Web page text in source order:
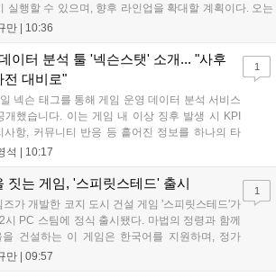
실행할 수 있으며, 향후 라인업을 확대할 계획이다. 오는
실행 시 할인 쿠폰을 지급하는 오픈 기념 이벤트도 진
성해 창작자와 이용자 모두에게 새로운 경험을 제공할 것
만 10:36
이터 분석 툴 '넥슨스탯' 소개... "사후
전 대비로"
넥슨 태그를 통해 게임 운영 데이터 분석 서비스
개했습니다. 이는 게임 내 이상 징후 발생 시 KPI
사항, 커뮤니티 반응 등 흩어진 정보를 하나의 타
원인을 빠르게 파악하도록 돕는 관제 허브입니
을 사전 대비 체계로 전환하며 데이터 기반의 효
정을 지원하고 있습니다....
석 10:17
1
짓는 게임, '스피릿스테드' 출시
즈가 개발한 코지 도시 건설 게임 '스피릿스테드'가
시 PC 스팀에 정식 출시됐다. 마법의 정령과 함께
을 건설하는 이 게임은 한국어를 지원하며, 정가
할인된 9,630원에 판매된다. 플레이어는 어
만 09:57
1